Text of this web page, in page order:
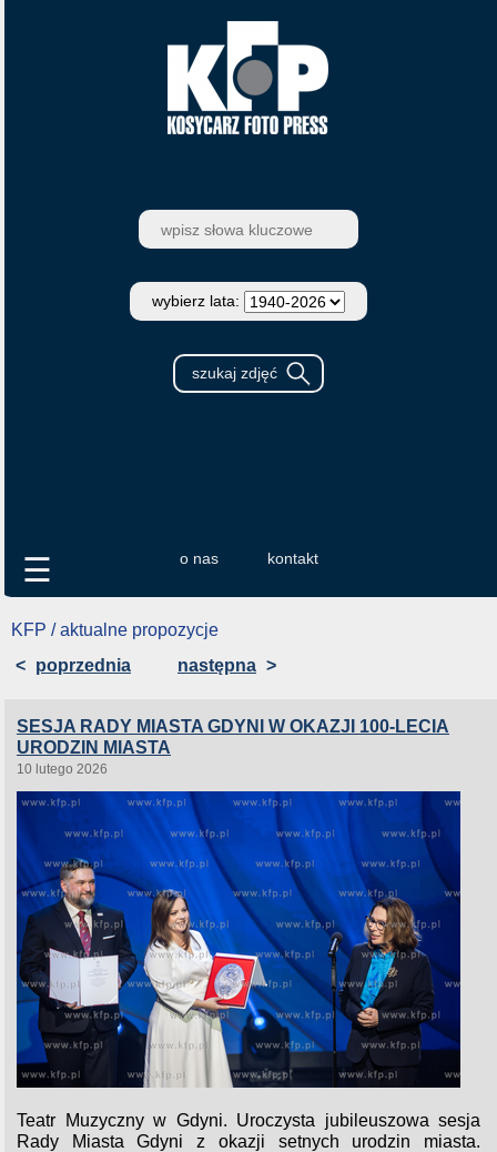
wybierz lata:
o nas kontakt
☰
KFP / aktualne propozycje
< poprzednia następna >
SESJA RADY MIASTA GDYNI W OKAZJI 100-LECIA
URODZIN MIASTA
10 lutego 2026
Teatr Muzyczny w Gdyni. Uroczysta jubileuszowa sesja
Rady Miasta Gdyni z okazji setnych urodzin miasta.